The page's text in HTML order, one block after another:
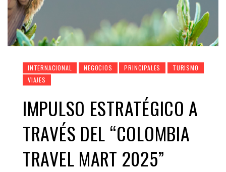
INTERNACIONAL NEGOCIOS PRINCIPALES
TURISMO
VIAJES
IMPULSO ESTRATÉGICO A
TRAVÉS DEL “COLOMBIA
TRAVEL MART 2025”